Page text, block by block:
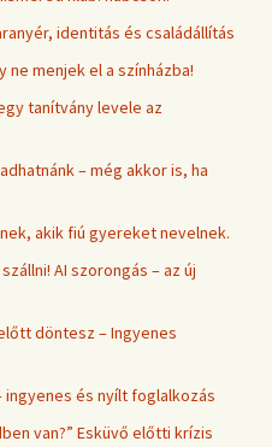
identitás és családállítás
menjek el a színházba!
tanítvány levele az
– még akkor is, ha
akik fiú gyereket nevelnek.
AI szorongás – az új
döntesz – Ingyenes
ingyenes és nyílt foglalkozás
van?” Esküvő előtti krízis